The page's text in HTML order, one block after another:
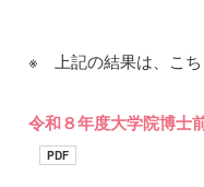
※ 上記の結果は、こち
令和８年度大学院博士
PDF